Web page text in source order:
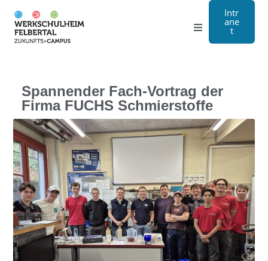
Handwerk
Internat
Über Uns
Anmeldung
Kontakt
EN
Intr
ane
t
Spannender Fach-Vortrag der
Firma FUCHS Schmierstoffe